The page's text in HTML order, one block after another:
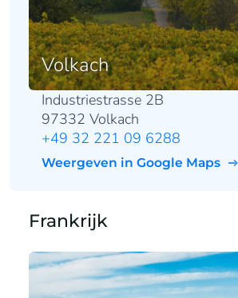
Volkach
Industriestrasse 2B
97332 Volkach
+49 32 221 09 6288
Weergeven in Google Maps
Frankrijk